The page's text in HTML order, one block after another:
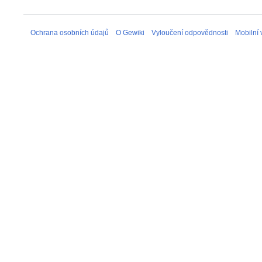
Ochrana osobních údajů O Gewiki Vyloučení odpovědnosti Mobilní